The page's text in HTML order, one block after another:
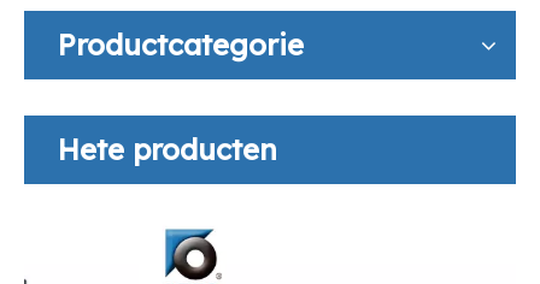
Productcategorie
Hete producten